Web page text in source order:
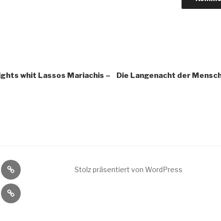
whit Lassos Mariachis –
Die Langenacht der
Fotoreport
2014
Kultur
Stolz präsentiert von WordPress